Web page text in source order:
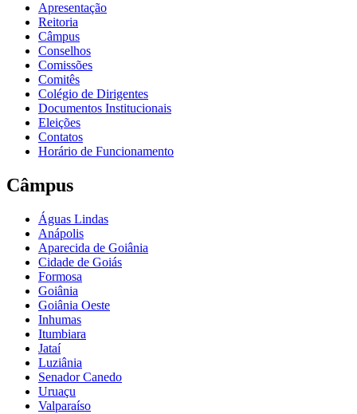
Apresentação
Reitoria
Câmpus
Conselhos
Comissões
Comitês
Colégio de Dirigentes
Documentos Institucionais
Eleições
Contatos
Horário de Funcionamento
Câmpus
Águas Lindas
Anápolis
Aparecida de Goiânia
Cidade de Goiás
Formosa
Goiânia
Goiânia Oeste
Inhumas
Itumbiara
Jataí
Luziânia
Senador Canedo
Uruaçu
Valparaíso